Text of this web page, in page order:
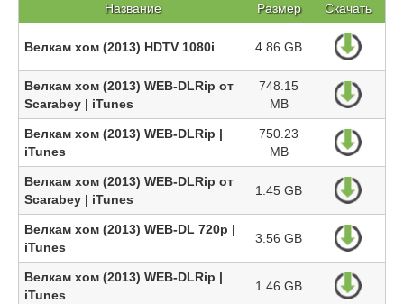
Название Размер Скачать
Велкам хом (2013) HDTV 1080i 4.86 GB
Велкам хом (2013) WEB-DLRip от
Scarabey | iTunes
748.15
MB
Велкам хом (2013) WEB-DLRip |
iTunes
750.23
MB
Велкам хом (2013) WEB-DLRip от
Scarabey | iTunes
1.45 GB
Велкам хом (2013) WEB-DL 720p |
iTunes
3.56 GB
Велкам хом (2013) WEB-DLRip |
iTunes
1.46 GB